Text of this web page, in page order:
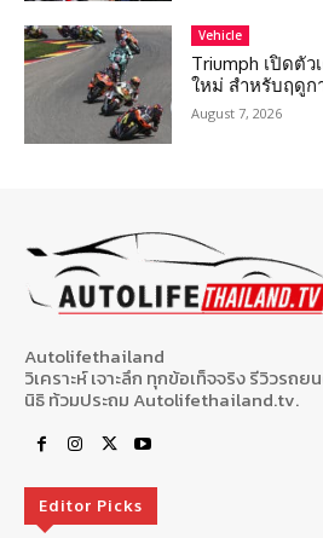
Vehicle
Triumph เปิดตั
ใหม่ สำหรับฤดูก
August 7, 2026
Autolifethailand
วิเคราะห์ เจาะลึก ทุกข้อเท็จจริง รีวิวรถ
นิธิ ท้วมประถม Autolifethailand.tv.
Editor Picks